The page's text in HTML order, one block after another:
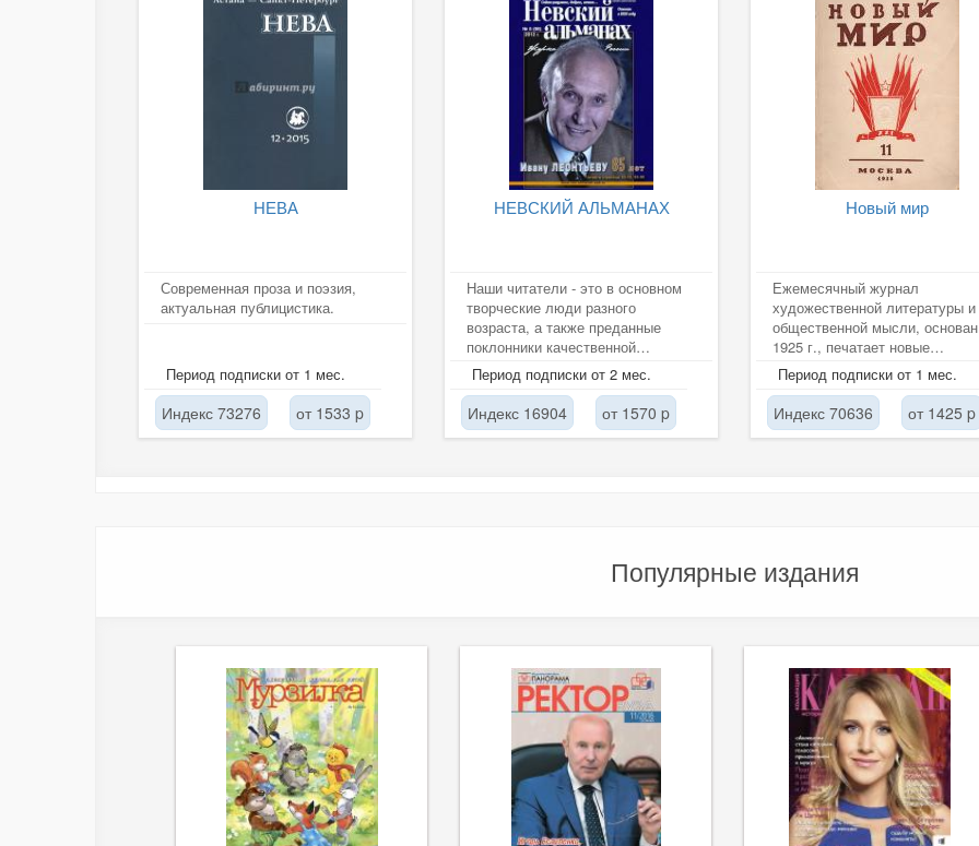
НЕВА
Современная проза и поэзия,
актуальная публицистика.
Период подписки от 1 мес.
Индекс 73276 от 1533 p
НЕВСКИЙ АЛЬМАНАХ
Наши читатели - это в основном
творческие люди разного
возраста, а также преданные
поклонники качественной
современной литературы: прозы,
стихов,...
Период подписки от 2 мес.
Индекс 16904 от 1570 p
Новый мир
Ежемесячный журнал
художественной литературы и
общественной мысли,
1925 г., печатает новые
произведения известных и
молодых писателей;...
Период подписки от 1 мес.
Индекс 70636 от 1425 p
Популярные издания